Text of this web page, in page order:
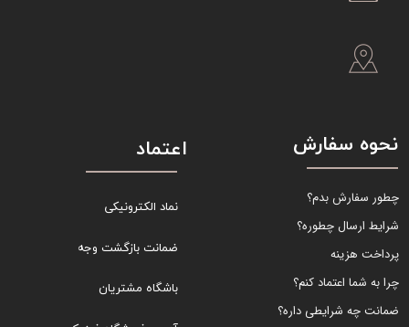
نحوه سفارش
چطور سفارش بدم؟
شرایط ارسال چطوره؟
پرداخت هزینه
چرا به شما اعتماد کنم؟
ضمانت چه شرایطی داره؟
اعتماد
نماد الکترونیکی
ضمانت بازگشت وجه
باشگاه مشتریان